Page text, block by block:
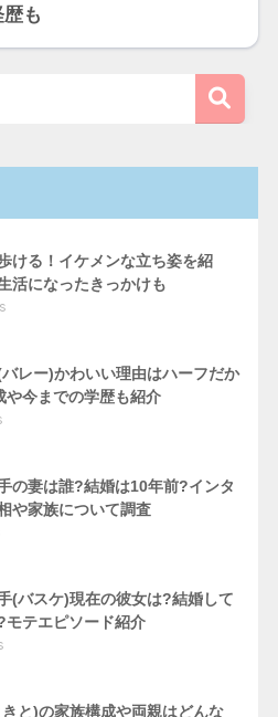
も
ける！イケメンな立ち姿を紹
活になったきっかけも
レー)かわいい理由はハーフだか
や今までの学歴も紹介
の妻は誰?結婚は10年前?インタ
や家族について調査
(バスケ)現在の彼女は?結婚して
モテエピソード紹介
と)の家族構成や両親はどんな